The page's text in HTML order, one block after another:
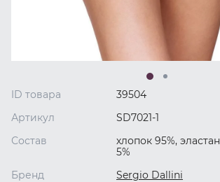
ID товара
39504
Артикул
SD7021-1
Состав
хлопок 95%, эластан
5%
Бренд
Sergio Dallini